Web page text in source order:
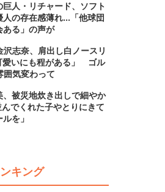
巨人・リチャード、ソフト
の存在感薄れ...「他球団
ある」の声が
沢志奈、肩出し白ノースリ
愛いにも程がある」 ゴル
囲気変わって
、被災地炊き出しで細やか
でくれた子やとりにきて
を」
キング